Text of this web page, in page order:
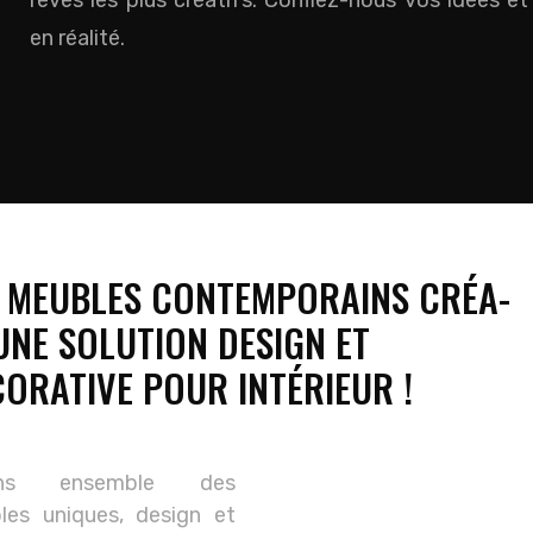
en réalité.
CONTEMPORAINS CRÉA-
SOLUTION DESIGN ET
POUR INTÉRIEUR !
ensemble des
uniques, design et